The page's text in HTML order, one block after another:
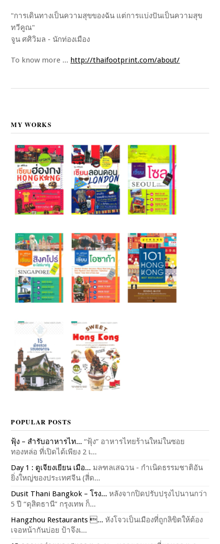
"การเดินทางเป็นความสุขของฉัน แต่การแบ่งปันเป็นความสุข
ทวีคูณ"
จูน ศศิวิมล - นักท่องเมือง
To know more ... http://thaifootprint.com/about/
MY WORKS
POPULAR POSTS
ฟุ้ง – สำรับอาหารไท... “ฟุ้ง” อาหารไทยร้านใหม่ในซอย
ทองหล่อ ที่เปิดได้เพียง 2 เ...
Day 1 : ตูเจียงเยียน เมือ... มลฑลเสฉวน - กำเนิดธรรมชาติอัน
ยิ่งใหญ่ของประเทศจีน (สี่ด...
Dusit Thani Bangkok – โรง... หลังจากปิดปรับปรุงไปนานกว่า
5 ปี “ดุสิตธานี” กรุงเทพ ก็...
Hangzhou Restaurants ... หังโจวเป็นเมืองที่ถูกลิขิตให้ต้อง
เจอหน้ากันบ่อย ป้าจึงเ...